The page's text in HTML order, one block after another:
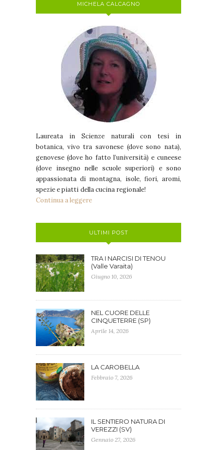
MICHELA CALCAGNO
Laureata in Scienze naturali con tesi in
botanica, vivo tra savonese (dove sono nata),
genovese (dove ho fatto l’università) e cuneese
(dove insegno nelle scuole superiori) e sono
appassionata di montagna, isole, fiori, aromi,
spezie e piatti della cucina regionale!
Continua a leggere
ULTIMI POST
TRA I NARCISI DI TENOU
(Valle Varaita)
Giugno 10, 2026
NEL CUORE DELLE
CINQUETERRE (SP)
Aprile 14, 2026
LA CAROBELLA
Febbraio 7, 2026
IL SENTIERO NATURA DI
VEREZZI (SV)
Gennaio 27, 2026